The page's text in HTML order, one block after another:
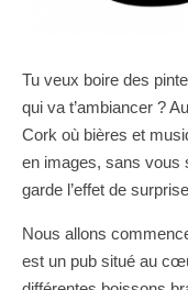
Tu veux boire des
qui va t’ambiancer ?
Cork où bières et
en images, sans vous
garde l’effet de
Nous allons
est un pub situé au